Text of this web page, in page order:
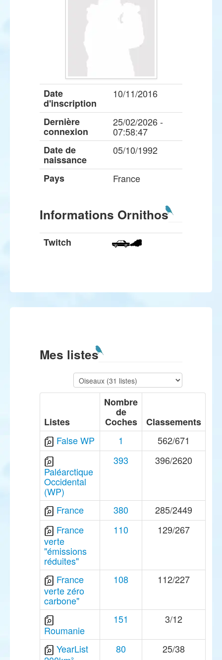
Date
d'inscription
10/11/2016
Dernière
connexion
25/02/2026 -
07:58:47
Date de
naissance
05/10/1992
Pays France
Informations Ornithos
Twitch
Mes listes
Listes
Nombre
de
Coches
Classements
False WP
1 562/671
Paléarctique
Occidental
(WP)
393 396/2620
France 380
285/2449
France
verte
"émissions
réduites"
110 129/267
France
verte zéro
carbone"
108 112/227
Roumanie
151 3/12
YearList
80 25/38